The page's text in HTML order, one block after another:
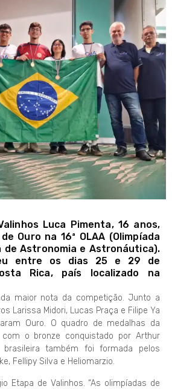
Luca Pimenta, 16 anos,
Ouro na 16ª OLAA (Olimpíada
de Astronomia e Astronáutica).
entre os dias 25 e 29 de
Rica, país localizado na
maior nota da competição. Junto a
Larissa Midori, Lucas Praça e Filipe Ya
Ouro. O quadro de medalhas da
o bronze conquistado por Arthur
brasileira também foi formada pelos
Fellipy Silva e Heliomarzio.
Etapa de Valinhos. “As olimpíadas de